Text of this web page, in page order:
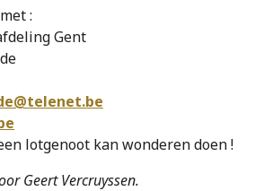
:
Gent
lotgenoot kan wonderen doen !
Geert Vercruyssen.